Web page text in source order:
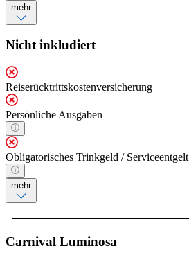
mehr
Nicht inkludiert
Reiserücktrittskostenversicherung
Persönliche Ausgaben
Obligatorisches Trinkgeld / Serviceentgelt
mehr
Carnival Luminosa